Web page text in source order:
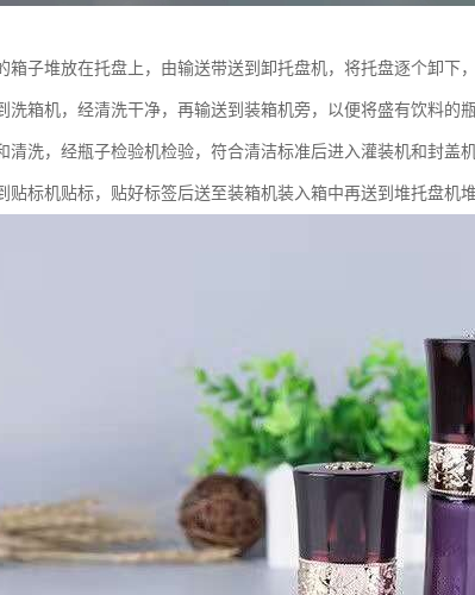
箱子堆放在托盘上，由输送带送到卸托盘机，将托盘逐个卸下
洗箱机，经清洗干净，再输送到装箱机旁，以便将盛有饮料的
清洗，经瓶子检验机检验，符合清洁标准后进入灌装机和封盖
贴标机贴标，贴好标签后送至装箱机装入箱中再送到堆托盘机